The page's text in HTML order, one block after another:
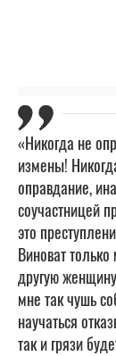
«Никогда не
измены!
оправдание,
соучастницей
это
Виноват
другую
мне так чушь
научаться
так и грязи